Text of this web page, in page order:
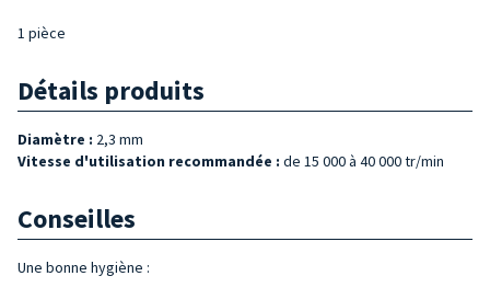
1 pièce
Détails produits
Diamètre : 2,3 mm
Vitesse d'utilisation recommandée : de 15 000 à 40 000 tr/min
Conseilles
Une bonne hygiène :